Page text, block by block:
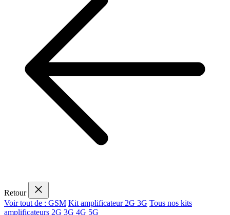
Retour
Voir tout de : GSM Kit amplificateur 2G 3G Tous nos kits
amplificateurs 2G 3G 4G 5G